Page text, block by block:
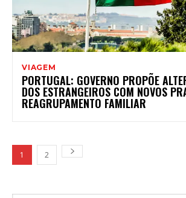
VIAGEM
PORTUGAL: GOVERNO PROPÕE
DOS ESTRANGEIROS COM NOVOS
REAGRUPAMENTO FAMILIAR
1 2